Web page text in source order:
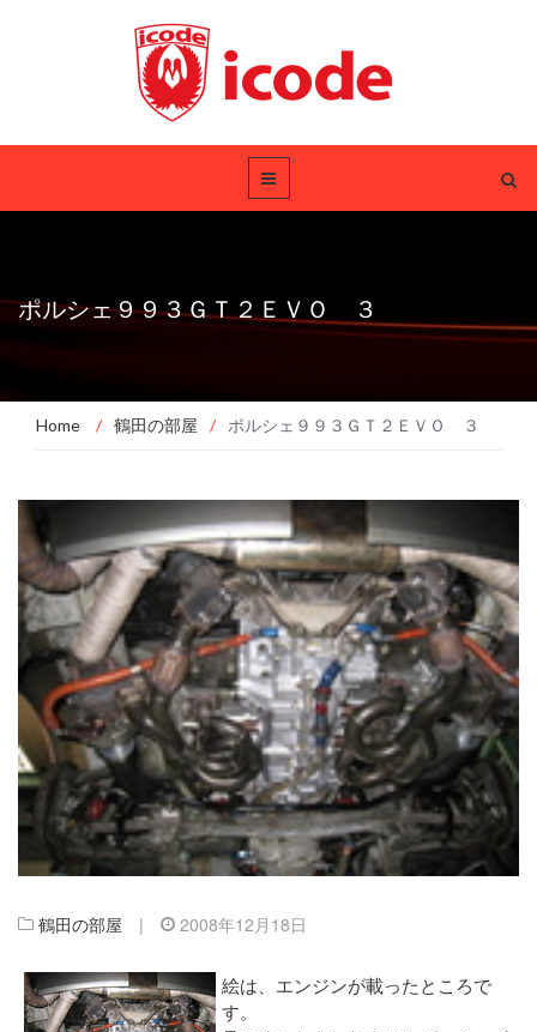
ポルシェ９９３ＧＴ２ＥＶＯ ３
Home / 鶴田の部屋 / ポルシェ９９３ＧＴ２ＥＶＯ ３
鶴田の部屋 | 2008年12月18日
絵は、エンジンが載ったところで
す。